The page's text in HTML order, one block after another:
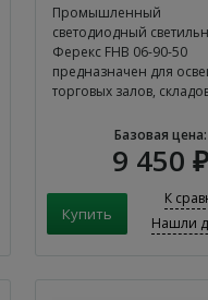
Промышленный
светодиодный
Ферекс FHB 06-90-50
предназначен для
торговых залов,
Базовая цена:
9 450 ₽
К
Нашли